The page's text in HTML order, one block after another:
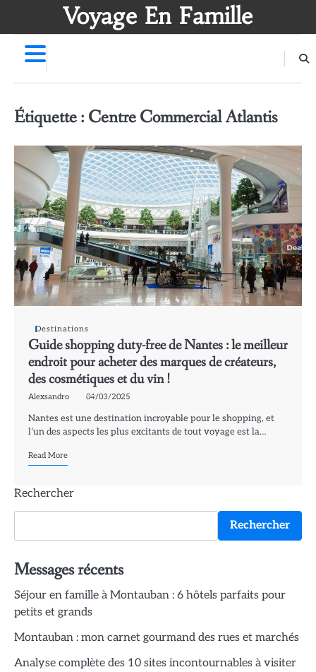
Voyage En Famille
Étiquette : Centre Commercial Atlantis
Destinations
Guide shopping duty-free de Nantes : le meilleur
endroit pour acheter des marques de créateurs,
des cosmétiques et du vin !
Alexsandro 04/03/2025
Nantes est une destination incroyable pour le shopping, et
l’un des aspects les plus excitants de tout voyage est la…
Read More
Rechercher
Rechercher
Messages récents
Séjour en famille à Montauban : 6 hôtels parfaits pour
petits et grands
Montauban : mon carnet gourmand des rues et marchés
Analyse complète des 10 sites incontournables à visiter